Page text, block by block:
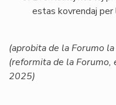
estas kovrendaj per
(aprobita de la Forumo
(reformita de la Forumo,
2025)